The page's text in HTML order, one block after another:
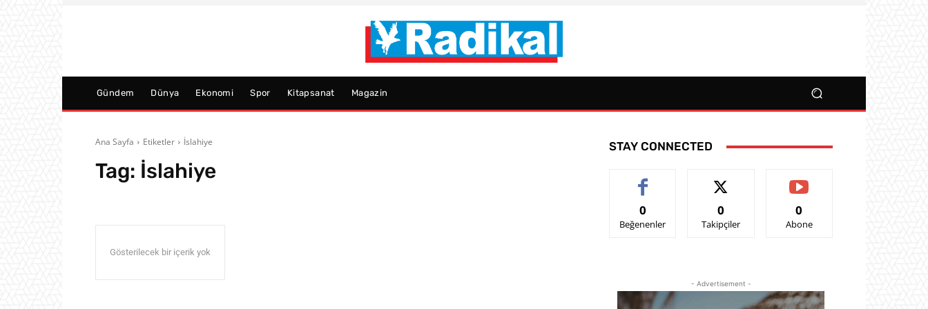
Gündem Dünya Ekonomi Spor Kitapsanat Magazin
Ana Sayfa Etiketler İslahiye
Tag: İslahiye
Gösterilecek bir içerik yok
STAY CONNECTED
0
Beğenenler
0
Takipçiler
0
Abone
- Advertisement -